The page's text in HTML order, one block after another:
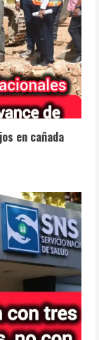
en cañada